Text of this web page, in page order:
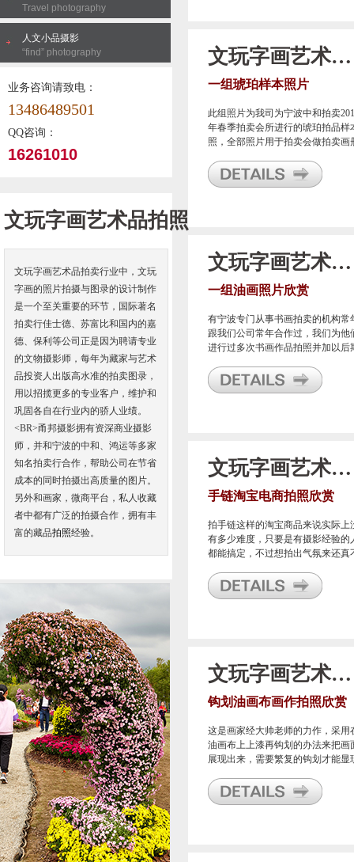
文玩字画艺术品拍照
一组琥珀样本照片
此组照片为我司为宁波中和拍卖
年春季拍卖会所进行的琥珀拍品样
照，全部照片用于拍卖会做拍卖画
文玩字画艺术品拍照
一组油画照片欣赏
有宁波专门从事书画拍卖的机构常
跟我们公司常年合作过，我们为他
进行过多次书画作品拍照并加以后
文玩字画艺术品拍照
手链淘宝电商拍照欣赏
拍手链这样的淘宝商品来说实际上
有多少难度，只要是有摄影经验的
都能搞定，不过想拍出气氛来还真
拍好这类东西，你得有足够好的摄
配件！
文玩字画艺术品拍照
钩划油画布画作拍照欣赏
这是画家经大帅老师的力作，采用
油画布上上漆再钩划的办法来把画
展现出来，需要繁复的钩划才能显
时2-3天，从构思到整体表现，需要
有精深的功力方才能搞出这样惊艳
Travel photography
人文小品摄影
“find” photography
业务咨询请致电：
13486489501
QQ咨询：
16261010
文玩字画艺术品拍照
文玩字画艺术品拍卖行业中，文玩
字画的照片拍摄与图录的设计制作
是一个至关重要的环节，国际著名
拍卖行佳士德、苏富比和国内的嘉
德、保利等公司正是因为聘请专业
的文物摄影师，每年为藏家与艺术
品投资人出版高水准的拍卖图录，
用以招揽更多的专业客户，维护和
巩固各自在行业内的骄人业绩。
<BR>甬邦摄影拥有资深商业摄影
师，并和宁波的中和、鸿运等多家
知名拍卖行合作，帮助公司在节省
成本的同时拍摄出高质量的图片。
另外和画家，微商平台，私人收藏
者中都有广泛的拍摄合作，拥有丰
富的藏品拍照经验。